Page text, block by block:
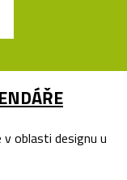
oblasti designu u